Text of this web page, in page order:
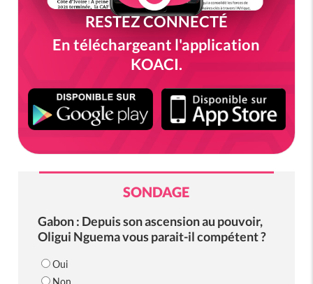
RESTEZ CONNECTÉ
En téléchargeant l'application
KOACI.
SONDAGE
Gabon : Depuis son ascension au pouvoir,
Oligui Nguema vous parait-il compétent ?
Oui
Non